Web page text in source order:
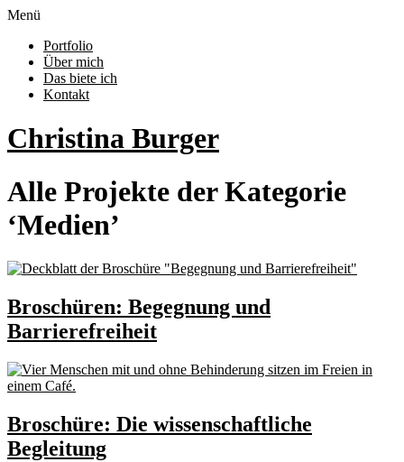
Menü
Portfolio
Über mich
Das biete ich
Kontakt
Christina Burger
Alle Projekte der Kategorie
‘Medien’
Broschüren: Begegnung und
Barrierefreiheit
Broschüre: Die wissenschaftliche
Begleitung